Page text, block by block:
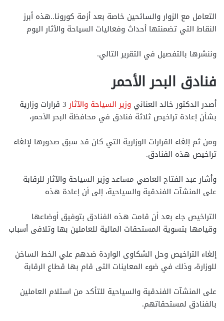
التعامل مع الزوار والسائحين خاصة بعد أزمة كورونا..هذه أبرز
النقاط التي تضمنتها أحداث وفعاليات السياحة والأثار اليوم
وننشرها بالتفصيل في التقرير التالي.
فنادق البحر الأحمر
أصدر الدكتور خالد العناني وزير السياحة والآثار
3 قرارات وزارية
بشأن إعادة تراخيص ثلاثة فنادق في محافظة البحر الأحمر،
ومن ثم إلغاء القرارات الوزارية التي كان قد سبق صدورها لإلغاء
تراخيص هذه الفنادق.
وأشار عبد الفتاح العاصي مساعد وزير السياحة والآثار للرقابة
على المنشآت الفندقية والسياحية، إلى أن إعادة هذه
التراخيص جاء بعد أن قامت هذه الفنادق بتوفيق أوضاعها
وقيامها بتسوية المستحقات المالية للعاملين بها وتلافى أسباب
إلغاء التراخيص وحل الشكاوى الواردة ضدهم علي الخط الساخن
للوزارة، وذلك في ضوء المعاينات التى قام بها قطاع الرقابة
على المنشآت الفندقية والسياحية للتأكد من استلام العاملين
بالفنادق لمستحقاتهم.